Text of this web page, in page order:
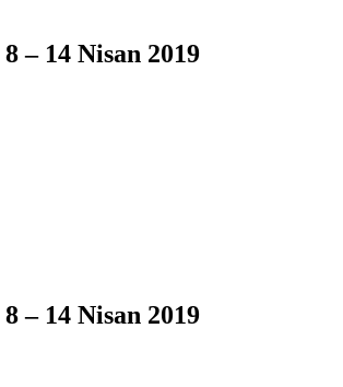
– 14 Nisan 2019
– 14 Nisan 2019